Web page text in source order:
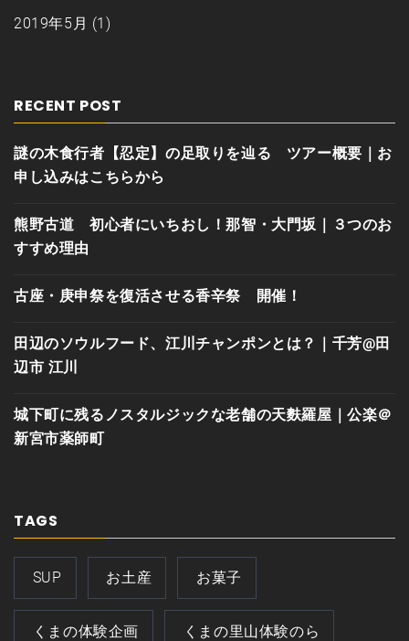
2019年5月 (1)
RECENT POST
謎の木食行者【忍定】の足取りを辿る ツアー概要｜お
申し込みはこちらから
熊野古道 初心者にいちおし！那智・大門坂｜３つのお
すすめ理由
古座・庚申祭を復活させる香辛祭 開催！
田辺のソウルフード、江川チャンポンとは？｜千芳@田
辺市 江川
城下町に残るノスタルジックな老舗の天麩羅屋｜公楽＠
新宮市薬師町
TAGS
SUP お土産 お菓子
くまの体験企画 くまの里山体験のら